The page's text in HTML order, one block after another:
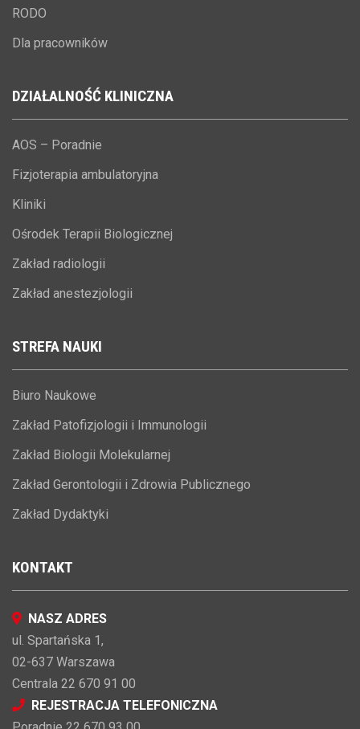
RODO
Dla pracowników
DZIAŁALNOŚĆ KLINICZNA
AOS – Poradnie
Fizjoterapia ambulatoryjna
Kliniki
Ośrodek Terapii Biologicznej
Zakład radiologii
Zakład anestezjologii
STREFA NAUKI
Biuro Naukowe
Zakład Patofizjologii i Immunologii
Zakład Biologii Molekularnej
Zakład Gerontologii i Zdrowia Publicznego
Zakład Dydaktyki
KONTAKT
NASZ ADRES
ul. Spartańska 1,
02-637 Warszawa
Centrala 22 670 91 00
REJESTRACJA TELEFONICZNA